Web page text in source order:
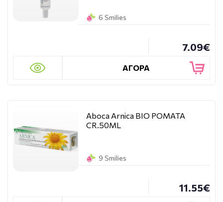
6 Smilies
7.09€
ΑΓΟΡΑ
Aboca Arnica BIO POMATA
CR.50ML
9 Smilies
11.55€